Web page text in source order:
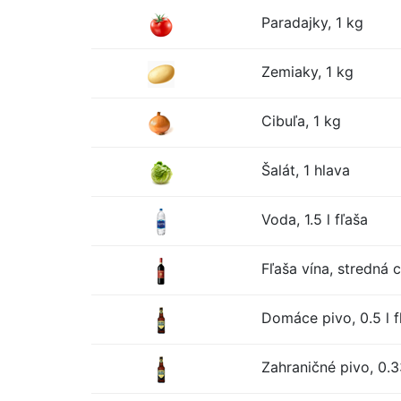
Paradajky, 1 kg
Zemiaky, 1 kg
Cibuľa, 1 kg
Šalát, 1 hlava
Voda, 1.5 l fľaša
Fľaša vína, stredná
Domáce pivo, 0.5 l
Zahraničné pivo,